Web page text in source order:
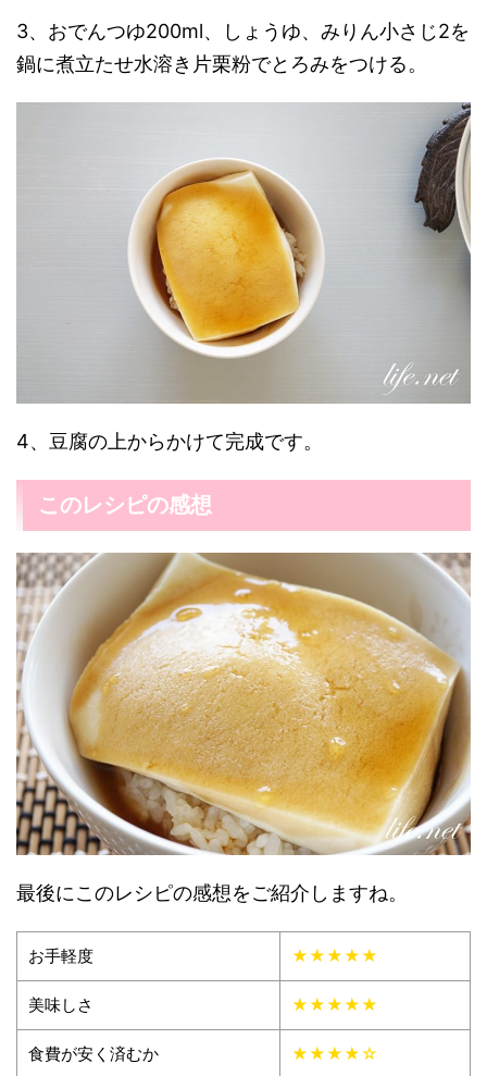
3、おでんつゆ200ml、しょうゆ、みりん小さじ2を
鍋に煮立たせ水溶き片栗粉でとろみをつける。
4、豆腐の上からかけて完成です。
このレシピの感想
最後にこのレシピの感想をご紹介しますね。
お手軽度 ★★★★★
美味しさ ★★★★★
食費が安く済むか ★★★★☆